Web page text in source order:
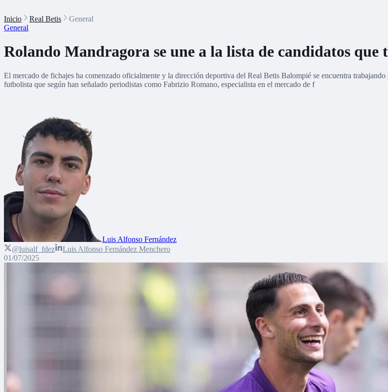
Inicio Real Betis
General
General
Rolando Mandragora se une a la lista de candidatos que
El mercado de fichajes ha comenzado oficialmente y la dirección deportiva del Real Betis Balompié se encuentra
futbolista que según han señalado periodistas como Fabrizio Romano, especialista en el mercado de f
Luis Alfonso Fernández
@luisalf_fdez
Luis Alfonso Fernández Menchero
01/07/2025